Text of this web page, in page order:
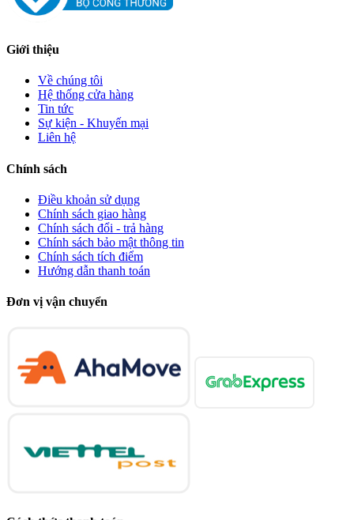
Giới thiệu
Về chúng tôi
Hệ thống cửa hàng
Tin tức
Sự kiện - Khuyến mại
Liên hệ
Chính sách
Điều khoản sử dụng
Chính sách giao hàng
Chính sách đổi - trả hàng
Chính sách bảo mật thông tin
Chính sách tích điểm
Hướng dẫn thanh toán
Đơn vị vận chuyển